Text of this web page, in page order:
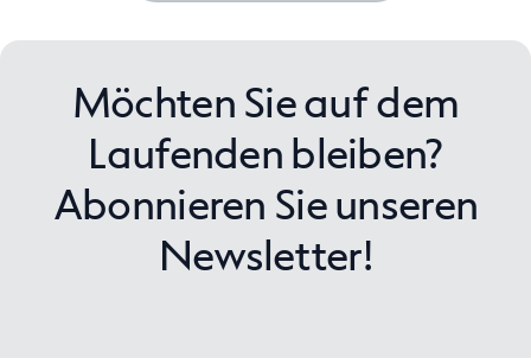
Möchten Sie auf dem
Laufenden bleiben?
Abonnieren Sie unseren
Newsletter!